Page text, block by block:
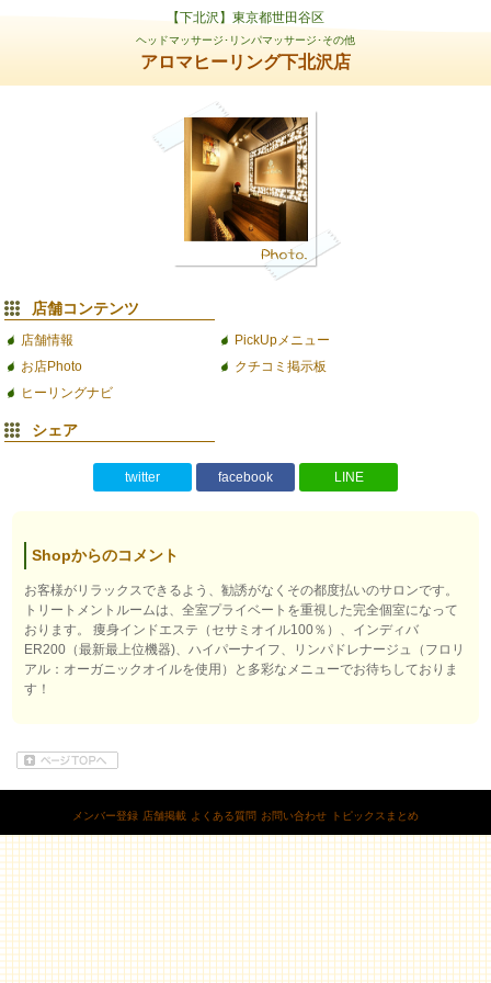
【下北沢】東京都世田谷区
ヘッドマッサージ･リンパマッサージ･その他
アロマヒーリング下北沢店
店舗コンテンツ
店舗情報
PickUpメニュー
お店Photo
クチコミ掲示板
ヒーリングナビ
シェア
twitter facebook LINE
Shopからのコメント
お客様がリラックスできるよう、勧誘がなくその都度払いのサロンです。
トリートメントルームは、全室プライベートを重視した完全個室になって
おります。 痩身インドエステ（セサミオイル100％）、インディバ
ER200（最新最上位機器)、ハイパーナイフ、リンパドレナージュ（フロリ
アル：オーガニックオイルを使用）と多彩なメニューでお待ちしておりま
す！
メンバー登録 店舗掲載 よくある質問 お問い合わせ トピックスまとめ